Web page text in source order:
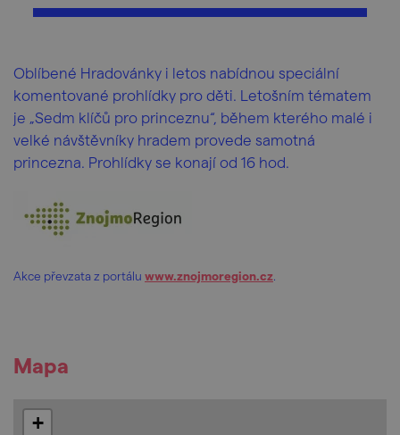
Oblíbené Hradovánky i letos nabídnou speciální
komentované prohlídky pro děti. Letošním tématem
je „Sedm klíčů pro princeznu“, během kterého malé i
velké návštěvníky hradem provede samotná
princezna. Prohlídky se konají od 16 hod.
Akce převzata z portálu www.znojmoregion.cz
Mapa
+